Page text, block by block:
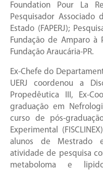
Foundation Pour La
Pesquisador
Estado (FAPERJ);
Fundação de Amparo à
Fundação Araucária-PR.
Ex-Chefe do
UERJ coordenou a
Propedêutica III, Ex-
graduação em
curso de pós-
Experimental
alunos de Mestrado
atividade de pesquisa
metaboloma e